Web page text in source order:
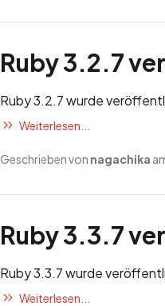
Ruby 3.2.7
Ruby 3.2.7 wurde
Weiterlesen...
Geschrieben von nagachika
Ruby 3.3.7
Ruby 3.3.7 wurde
Weiterlesen...